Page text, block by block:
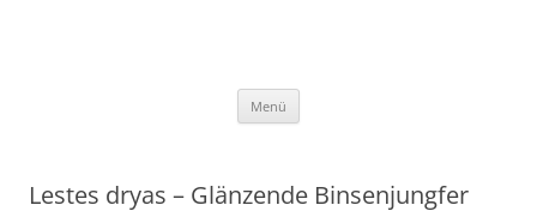
Bremen
Menü
Lestes dryas – Glänzende Binsenjungfer